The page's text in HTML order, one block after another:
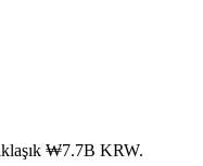
₩7.7B KRW.